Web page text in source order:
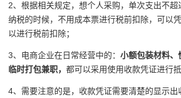
2、根据相关规定，想个人采购，单次支出不超
纳税的时候，不用成本票进行税前扣除，可以
以进行税前扣除；
3、电商企业在日常经营中的： 小额包装材料、
临时打包兼职， 都可以采用使用收款凭证进行抵
4、需要注意的是，收款凭证需要清楚的显示